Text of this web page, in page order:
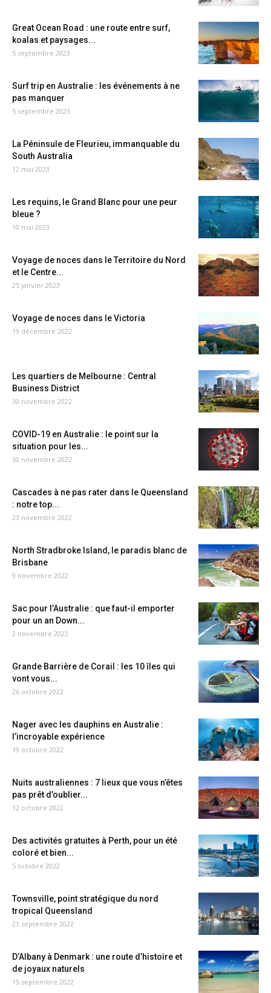
Great Ocean Road : une route entre surf,
koalas et paysages...
5 septembre 2023
Surf trip en Australie : les événements à ne
pas manquer
5 septembre 2023
La Péninsule de Fleurieu, immanquable du
South Australia
12 mai 2023
Les requins, le Grand Blanc pour une peur
bleue ?
10 mai 2023
Voyage de noces dans le Territoire du Nord
et le Centre...
25 janvier 2023
Voyage de noces dans le Victoria
19 décembre 2022
Les quartiers de Melbourne : Central
Business District
30 novembre 2022
COVID-19 en Australie : le point sur la
situation pour les...
30 novembre 2022
Cascades à ne pas rater dans le Queensland
: notre top...
23 novembre 2022
North Stradbroke Island, le paradis blanc de
Brisbane
9 novembre 2022
Sac pour l’Australie : que faut-il emporter
pour un an Down...
2 novembre 2022
Grande Barrière de Corail : les 10 îles qui
vont vous...
26 octobre 2022
Nager avec les dauphins en Australie :
l’incroyable expérience
19 octobre 2022
Nuits australiennes : 7 lieux que vous n’êtes
pas prêt d’oublier...
12 octobre 2022
Des activités gratuites à Perth, pour un été
coloré et bien...
5 octobre 2022
Townsville, point stratégique du nord
tropical Queensland
21 septembre 2022
D’Albany à Denmark : une route d’histoire et
de joyaux naturels
15 septembre 2022